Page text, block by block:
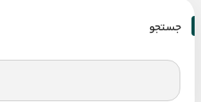
جستجو